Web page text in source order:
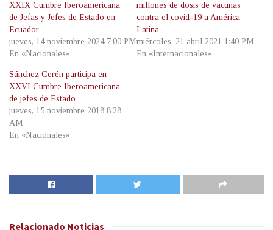
XXIX Cumbre Iberoamericana
de Jefas y Jefes de Estado en
Ecuador
jueves, 14 noviembre 2024 7:00 PM
En «Nacionales»
millones de dosis de vacunas
contra el covid-19 a América
Latina
miércoles, 21 abril 2021 1:40 PM
En «Internacionales»
Sánchez Cerén participa en
XXVI Cumbre Iberoamericana
de jefes de Estado
jueves, 15 noviembre 2018 8:28
AM
En «Nacionales»
Relacionado Noticias